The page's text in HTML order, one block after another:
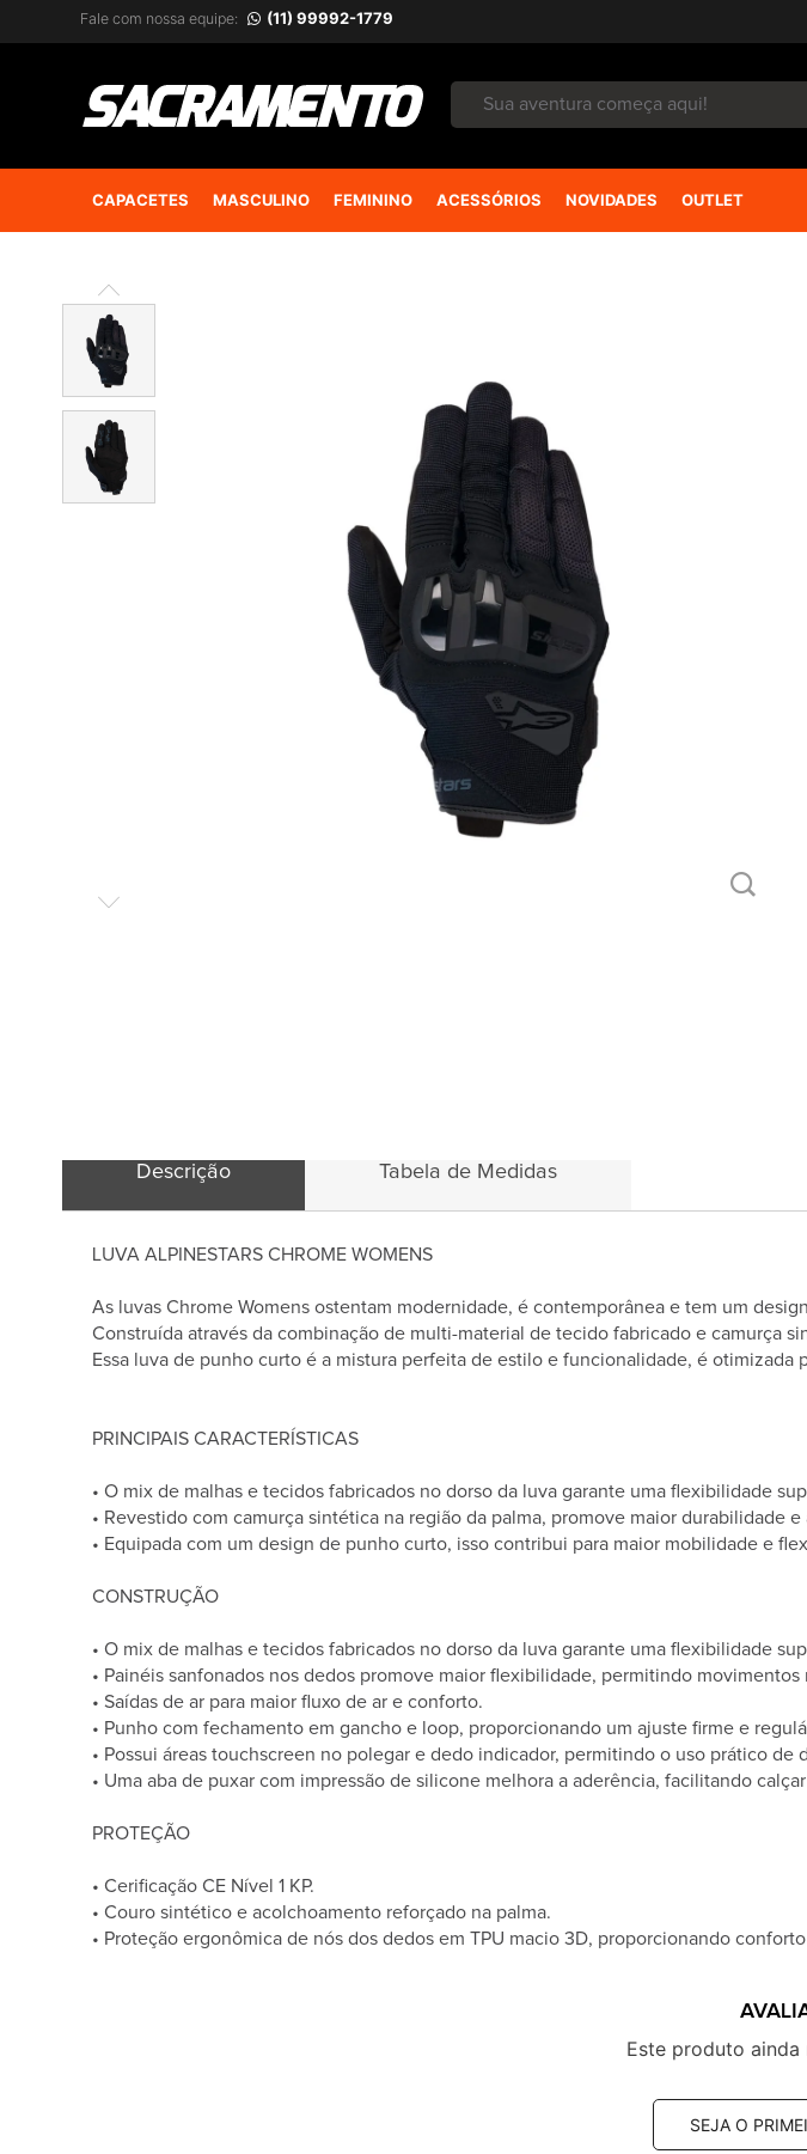
Fale com nossa equipe: (11) 99992-1779
CAPACETES MASCULINO FEMININO ACESSÓRIOS NOVIDADES OUTLET
Descrição Tabela de Medidas
LUVA ALPINESTARS CHROME WOMENS
As luvas Chrome Womens ostentam modernidade, é contemporânea e tem um
Construída através da combinação de multi-material de tecido fabricado e camurça
Essa luva de punho curto é a mistura perfeita de estilo e funcionalidade, é otimizada
PRINCIPAIS CARACTERÍSTICAS
• O mix de malhas e tecidos fabricados no dorso da luva garante uma flexibilidade
• Revestido com camurça sintética na região da palma, promove maior durabilidade e
• Equipada com um design de punho curto, isso contribui para maior mobilidade e
CONSTRUÇÃO
• O mix de malhas e tecidos fabricados no dorso da luva garante uma flexibilidade
• Painéis sanfonados nos dedos promove maior flexibilidade, permitindo
• Saídas de ar para maior fluxo de ar e conforto.
• Punho com fechamento em gancho e loop, proporcionando um ajuste firme e
• Possui áreas touchscreen no polegar e dedo indicador, permitindo o uso prático de
• Uma aba de puxar com impressão de silicone melhora a aderência, facilitando
PROTEÇÃO
• Cerificação CE Nível 1 KP.
• Couro sintético e acolchoamento reforçado na palma.
• Proteção ergonômica de nós dos dedos em TPU macio 3D, proporcionando
Este produto
SEJA O